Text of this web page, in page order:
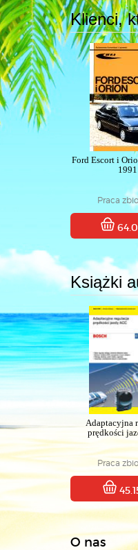
Klienci,
Ford Escort i
1991
Praca
Książki
Adaptacyjna
prędkości
Praca
O nas